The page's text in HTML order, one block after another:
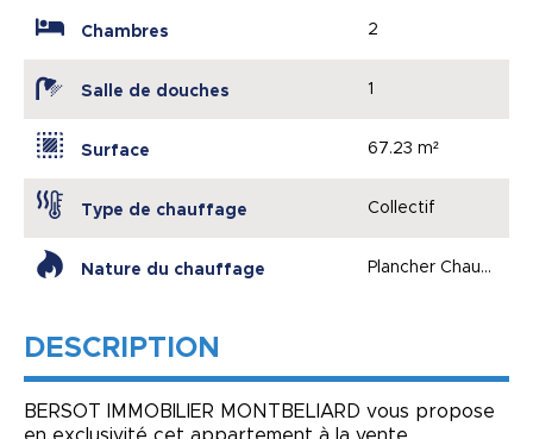
Chambres 2
Salle de douches 1
Surface 67.23 m²
Type de chauffage Collectif
Nature du chauffage Plancher Chauffant
DESCRIPTION
BERSOT IMMOBILIER MONTBELIARD vous propose